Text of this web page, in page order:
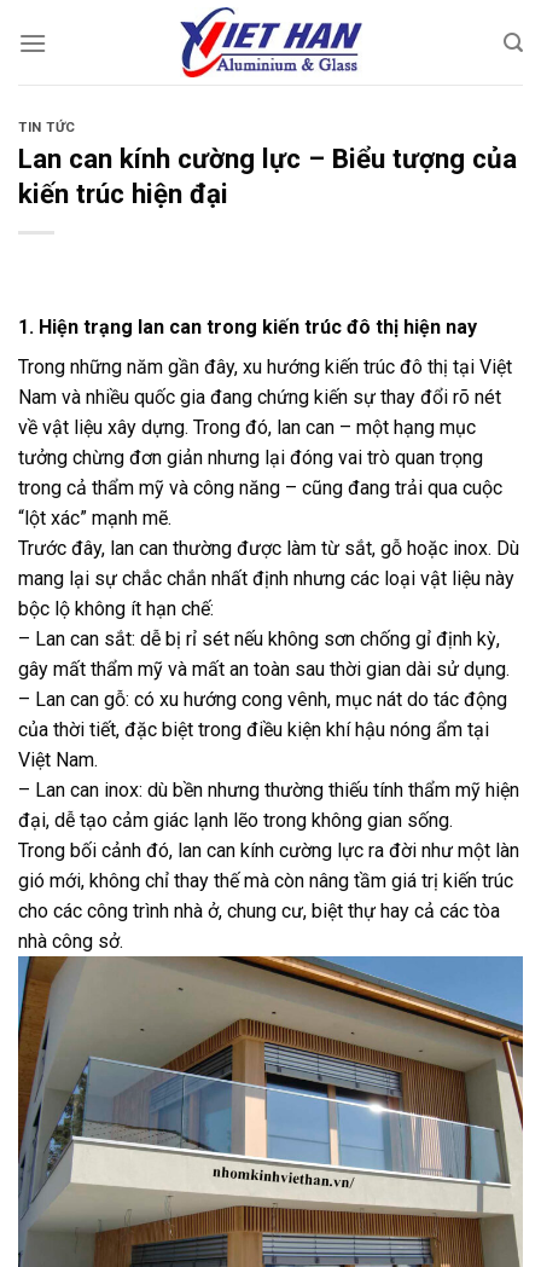
đến
TIN TỨC
Lan can kính cường lực – Biểu tượng của
kiến trúc hiện đại
1. Hiện trạng lan can trong kiến trúc đô thị hiện nay
Trong những năm gần đây, xu hướng kiến trúc đô thị tại Việt
Nam và nhiều quốc gia đang chứng kiến sự thay đổi rõ nét
về vật liệu xây dựng. Trong đó, lan can – một hạng mục
tưởng chừng đơn giản nhưng lại đóng vai trò quan trọng
trong cả thẩm mỹ và công năng – cũng đang trải qua cuộc
“lột xác” mạnh mẽ.
Trước đây, lan can thường được làm từ sắt, gỗ hoặc inox. Dù
mang lại sự chắc chắn nhất định nhưng các loại vật liệu này
bộc lộ không ít hạn chế:
– Lan can sắt: dễ bị rỉ sét nếu không sơn chống gỉ định kỳ,
gây mất thẩm mỹ và mất an toàn sau thời gian dài sử dụng.
– Lan can gỗ: có xu hướng cong vênh, mục nát do tác động
của thời tiết, đặc biệt trong điều kiện khí hậu nóng ẩm tại
Việt Nam.
– Lan can inox: dù bền nhưng thường thiếu tính thẩm mỹ hiện
đại, dễ tạo cảm giác lạnh lẽo trong không gian sống.
Trong bối cảnh đó, lan can kính cường lực ra đời như một làn
gió mới, không chỉ thay thế mà còn nâng tầm giá trị kiến trúc
cho các công trình nhà ở, chung cư, biệt thự hay cả các tòa
nhà công sở.